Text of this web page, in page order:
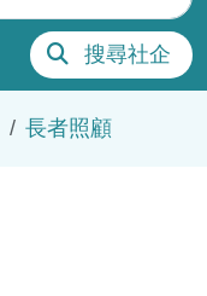
搜尋社企
長者照顧